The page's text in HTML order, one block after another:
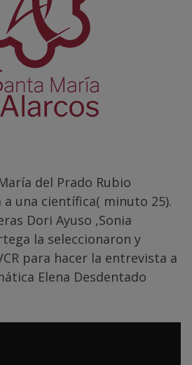
del Prado Rubio
una científica( minuto 25).
Dori Ayuso ,Sonia
la seleccionaron y
para hacer la entrevista a
Elena Desdentado